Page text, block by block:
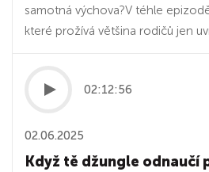
samotná výchova?V téhle
které prožívá většina rodičů jen
02:12:56
02.06.2025
Když tě džungle odnaučí